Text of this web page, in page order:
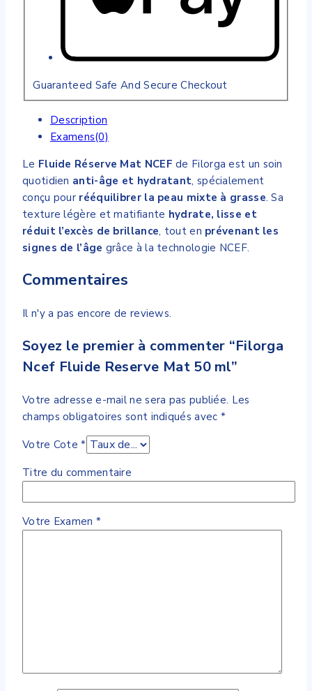
Guaranteed Safe And Secure Checkout
Description
Examens(0)
Le Fluide Réserve Mat NCEF de Filorga est un soin
quotidien anti-âge et hydratant, spécialement
conçu pour rééquilibrer la peau mixte à grasse. Sa
texture légère et matifiante hydrate, lisse et
réduit l’excès de brillance, tout en prévenant les
signes de l’âge grâce à la technologie NCEF.
Commentaires
Il n'y a pas encore de reviews.
Soyez le premier à commenter “Filorga
Ncef Fluide Reserve Mat 50 ml”
Votre adresse e-mail ne sera pas publiée. Les
champs obligatoires sont indiqués avec *
Votre Cote*
Titre du commentaire
Votre Examen *